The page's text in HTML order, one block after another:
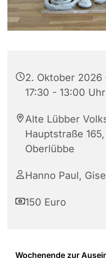
2. Oktober 2026
17:30 - 13:00 Uhr
Alte Lübber
Hauptstraße
Oberlübbe
Hanno Paul,
150 Euro
Wochenende zur